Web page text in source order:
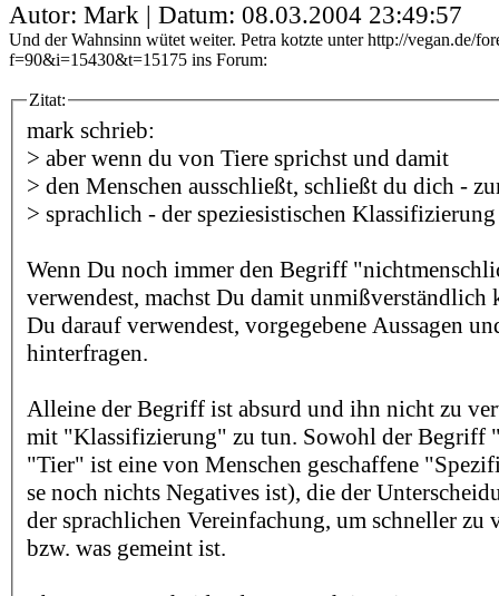
Autor: Mark | Datum: 08.03.2004 23:49:57
Und der Wahnsinn wütet weiter. Petra kotzte unter http://vegan.de/
f=90&i=15430&t=15175 ins Forum:
Zitat:
mark schrieb:
> aber wenn du von Tiere sprichst und damit
> den Menschen ausschließt, schließt du dich -
> sprachlich - der speziesistischen
Wenn Du noch immer den Begriff
verwendest, machst Du damit
Du darauf verwendest, vorgegebene Aussagen
hinterfragen.
Alleine der Begriff ist absurd und ihn nicht zu
mit "Klassifizierung" zu tun. Sowohl der Begriff
"Tier" ist eine von Menschen geschaffene
se noch nichts Negatives ist), die der
der sprachlichen Vereinfachung, um schneller zu
bzw. was gemeint ist.